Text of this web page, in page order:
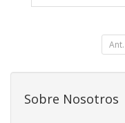
Ant.
Sobre Nosotros